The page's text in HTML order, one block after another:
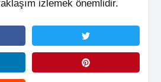
izlemek önemlidir.